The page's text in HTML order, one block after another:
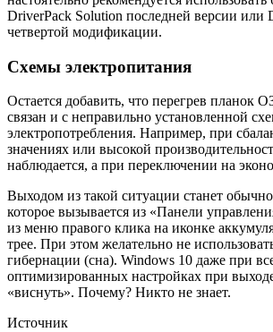
DriverPack Solution последней версии или
четвертой модификации.
Схемы электропитания
Остается добавить, что перегрев планок
связан и с неправильно установленной
электропотребления. Например, при
значениях или высокой
наблюдается, а при переключении на
Выходом из такой ситуации станет
которое вызывается из «Панели
из меню правого клика на иконке
трее. При этом желательно не
гибернации (сна). Windows 10 даже при
оптимизированных настройках при
«виснуть». Почему? Никто не знает.
Источник